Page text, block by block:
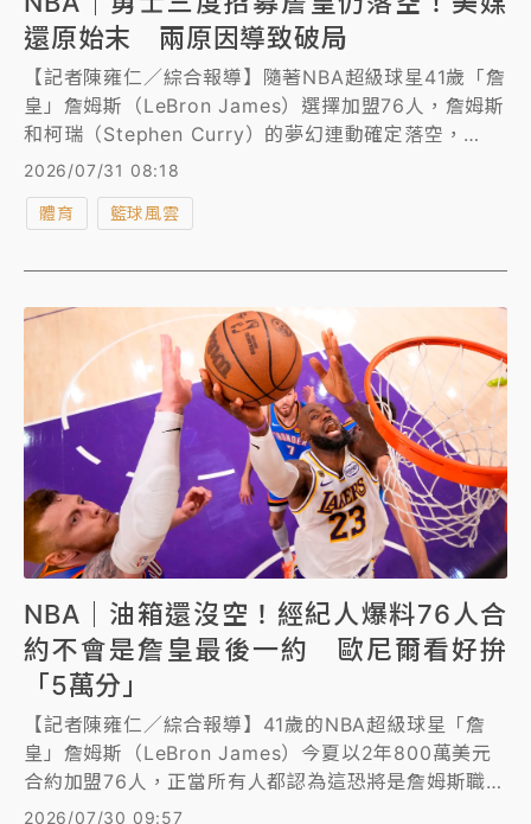
還原始末 兩原因導致破局
【記者陳雍仁／綜合報導】隨著NBA超級球星41歲「詹
皇」詹姆斯（LeBron James）選擇加盟76人，詹姆斯
和柯瑞（Stephen Curry）的夢幻連動確定落空，
《ESPN》還原今夏勇士猛烈追逐詹姆斯的始末，並提
2026/07/31 08:18
體育 籃球風雲
NBA｜油箱還沒空！經紀人爆料76人合
約不會是詹皇最後一約 歐尼爾看好拚
「5萬分」
【記者陳雍仁／綜合報導】41歲的NBA超級球星「詹
皇」詹姆斯（LeBron James）今夏以2年800萬美元
合約加盟76人，正當所有人都認為這恐將是詹姆斯職業
生涯最後一份合約之際，詹姆斯的經紀人保羅（Rich
2026/07/30 09:57